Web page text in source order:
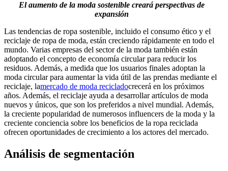
El aumento de la moda sostenible creará perspectivas de
expansión
Las tendencias de ropa sostenible, incluido el consumo ético y el
reciclaje de ropa de moda, están creciendo rápidamente en todo el
mundo. Varias empresas del sector de la moda también están
adoptando el concepto de economía circular para reducir los
residuos. Además, a medida que los usuarios finales adoptan la
moda circular para aumentar la vida útil de las prendas mediante el
reciclaje, lamercado de moda recicladocrecerá en los próximos
años. Además, el reciclaje ayuda a desarrollar artículos de moda
nuevos y únicos, que son los preferidos a nivel mundial. Además,
la creciente popularidad de numerosos influencers de la moda y la
creciente conciencia sobre los beneficios de la ropa reciclada
ofrecen oportunidades de crecimiento a los actores del mercado.
Análisis de segmentación